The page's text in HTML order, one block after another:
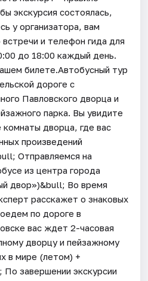
экскурсия состоялась,
у организатора, вам
и телефон гида для
до 18:00 каждый день.
билете.Автобусный тур
дороге с
Павловского дворца и
парка. Вы увидите
дворца, где вас
произведений
Отправляемся на
из центра города
двор»)&bull; Во время
расскажет о знаковых
по дороге в
вас ждет 2-часовая
дворцу и пейзажному
в мире (летом) +
завершении экскурсии